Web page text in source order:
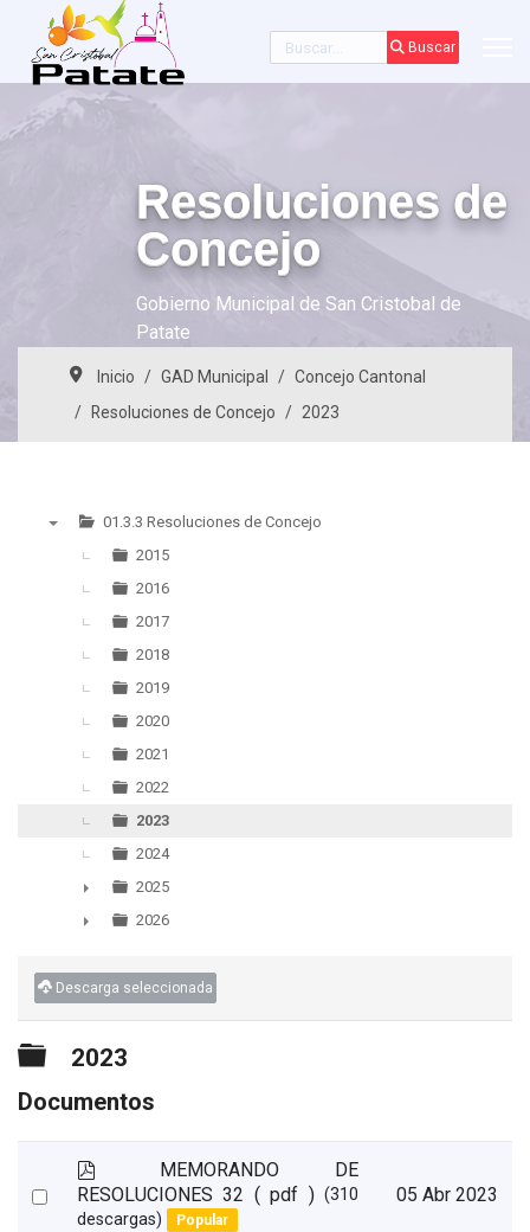
Buscar Buscar
Resoluciones de
Concejo
Gobierno Municipal de San Cristobal de
Patate
Inicio GAD Municipal
Concejo Cantonal
Resoluciones de Concejo
2023
01.3.3 Resoluciones de Concejo
2015
2016
2017
2018
2019
2020
2021
2022
2023
2024
►
2025
2026
Descarga seleccionada
Carpeta
2023
Documentos
Select
p
d
f
MEMORANDO DE
RESOLUCIONES 32 ( pdf ) (310
descargas)
Popular
05 Abr 2023